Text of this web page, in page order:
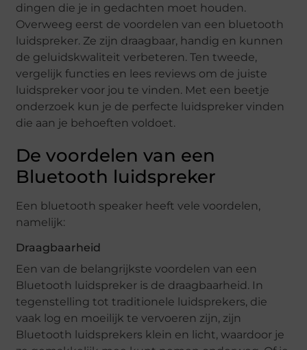
dingen die je in gedachten moet houden.
Overweeg eerst de voordelen van een bluetooth
luidspreker. Ze zijn draagbaar, handig en kunnen
de geluidskwaliteit verbeteren. Ten tweede,
vergelijk functies en lees reviews om de juiste
luidspreker voor jou te vinden. Met een beetje
onderzoek kun je de perfecte luidspreker vinden
die aan je behoeften voldoet.
De voordelen van een
Bluetooth luidspreker
Een bluetooth speaker heeft vele voordelen,
namelijk:
Draagbaarheid
Een van de belangrijkste voordelen van een
Bluetooth luidspreker is de draagbaarheid. In
tegenstelling tot traditionele luidsprekers, die
vaak log en moeilijk te vervoeren zijn, zijn
Bluetooth luidsprekers klein en licht, waardoor je